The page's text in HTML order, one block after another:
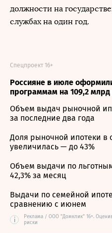
должности на
службах на один год.
Россияне в июле
программам на 109,2 млрд
Спецпроект 16+
Объем выдач рыночной
за последние два года
Доля рыночной ипотеки
увеличилась — до 43%
Объем выдачи по
42,3% за месяц
Выдачи по семейной
сравнению с июнем
i
Реклама / ООО "Домклик" 16+.
риски